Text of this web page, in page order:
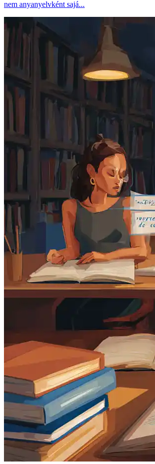
nem anyanyelvként sajá...